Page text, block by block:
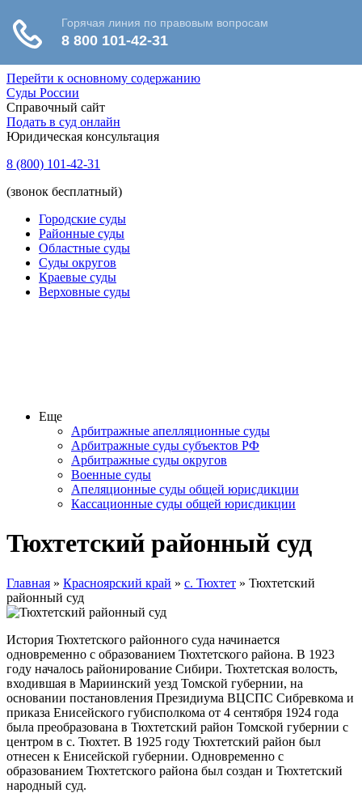
Перейти к основному содержанию
Суды России
Справочный сайт
Подать в суд онлайн
Юридическая консультация
8 (800) 101-42-31
(звонок бесплатный)
Городские суды
Районные суды
Областные суды
Суды округов
Краевые суды
Верховные суды
Еще
Арбитражные апелляционные суды
Арбитражные суды субъектов РФ
Арбитражные суды округов
Военные суды
Апеляционные суды общей юрисдикции
Кассационные суды общей юрисдикции
Тюхтетский районный суд
Главная » Красноярский край » с. Тюхтет » Тюхтетский
районный суд
История Тюхтетского районного суда начинается
одновременно с образованием Тюхтетского района. В 1923
году началось районирование Сибири. Тюхтетская волость,
входившая в Мариинский уезд Томской губернии, на
основании постановления Президиума ВЦСПС Сибревкома и
приказа Енисейского губисполкома от 4 сентября 1924 года
была преобразована в Тюхтетский район Томской губернии с
центром в с. Тюхтет. В 1925 году Тюхтетский район был
отнесен к Енисейской губернии. Одновременно с
образованием Тюхтетского района был создан и Тюхтетский
народный суд.